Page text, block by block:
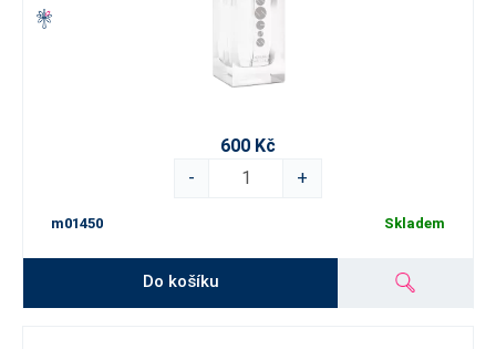
600 Kč
-
+
m01450 Skladem
Do košíku